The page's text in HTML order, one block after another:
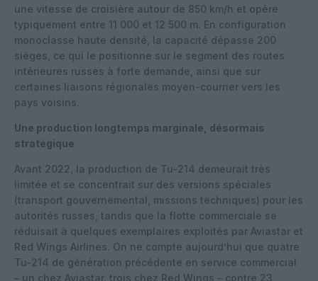
une vitesse de croisière autour de 850 km/h et opère
typiquement entre 11 000 et 12 500 m. En configuration
monoclasse haute densité, la capacité dépasse 200
sièges, ce qui le positionne sur le segment des routes
intérieures russes à forte demande, ainsi que sur
certaines liaisons régionales moyen-courrier vers les
pays voisins.
Une production longtemps marginale, désormais
stratégique
Avant 2022, la production de Tu-214 demeurait très
limitée et se concentrait sur des versions spéciales
(transport gouvernemental, missions techniques) pour les
autorités russes, tandis que la flotte commerciale se
réduisait à quelques exemplaires exploités par Aviastar et
Red Wings Airlines. On ne compte aujourd’hui que quatre
Tu-214 de génération précédente en service commercial
– un chez Aviastar, trois chez Red Wings – contre 23